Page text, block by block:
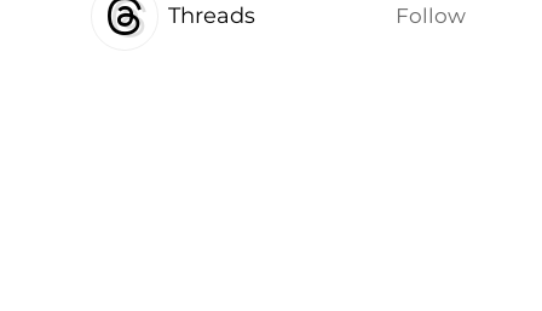
Threads Follow